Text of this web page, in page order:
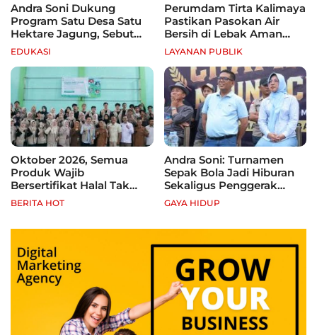
Andra Soni Dukung
Program Satu Desa Satu
Hektare Jagung, Sebut
Banten Punya Peluang
Jadi Sentra Produksi
EDUKASI
Perumdam Tirta Kalimaya
Pastikan Pasokan Air
Bersih di Lebak Aman
Selama Kemarau
LAYANAN PUBLIK
Oktober 2026, Semua
Produk Wajib
Bersertifikat Halal Tak
Kantongi Sertifikat Halal,
Pelaku Usaha Terancam
BERITA HOT
Andra Soni: Turnamen
Sepak Bola Jadi Hiburan
Sekaligus Penggerak
Ekonomi Rakyat
GAYA HIDUP